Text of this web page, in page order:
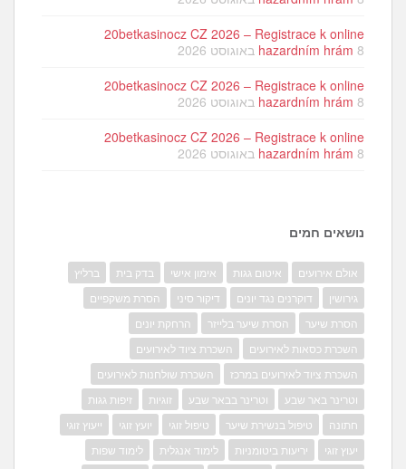
20betkasinocz CZ 2026 – Registrace k online
hazardním hrám 8 באוגוסט 2026
20betkasinocz CZ 2026 – Registrace k online
hazardním hrám 8 באוגוסט 2026
20betkasinocz CZ 2026 – Registrace k online
hazardním hrám 8 באוגוסט 2026
נושאים חמים
אולם אירועים איטום גגות אימון אישי בדק בית
ברליץ
גירושין
דוקרנים נגד יונים דיקור סיני
הסרת משקפיים
הסרת שיער
הסרת שיער בלייזר
הרחקת יונים
השכרת כסאות לאירועים
השכרת ציוד לאירועים
השכרת ציוד לאירועים במרכז
השכרת שולחנות לאירועים
וטרינר באר שבע
וטרינר בבאר שבע זוגיות
זיפות גגות
חתונה
טיפול בנשירת שיער טיפול זוגי יועץ זוגי
ייעוץ זוגי
יעוץ זוגי
יריעות ביטומניות לימוד אנגלית
לימוד שפות